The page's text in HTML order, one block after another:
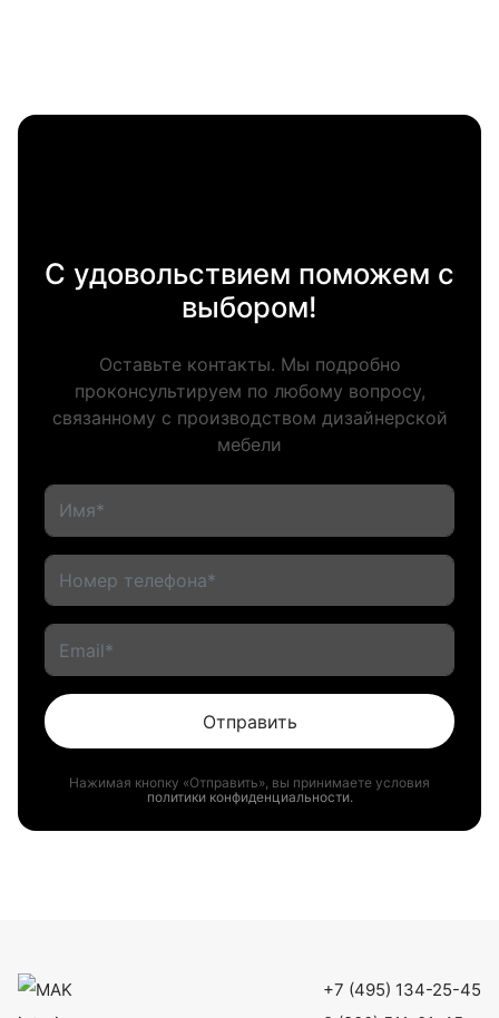
С удовольствием поможем с
выбором!
Оставьте контакты. Мы подробно
проконсультируем по любому вопросу,
связанному с производством дизайнерской
мебели
Отправить
Нажимая кнопку «Отправить», вы принимаете условия
политики конфиденциальности.
+7 (495) 134-25-45